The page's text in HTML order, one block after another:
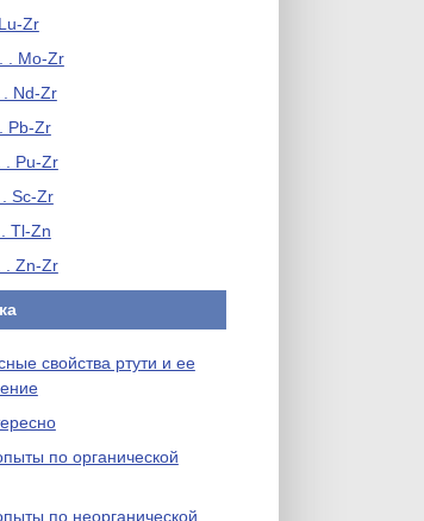
Zr
. Mo-Zr
. Nd-Zr
Pb-Zr
. Pu-Zr
Sc-Zr
Tl-Zn
. Zn-Zr
свойства ртути и ее
по органической
по неорганической